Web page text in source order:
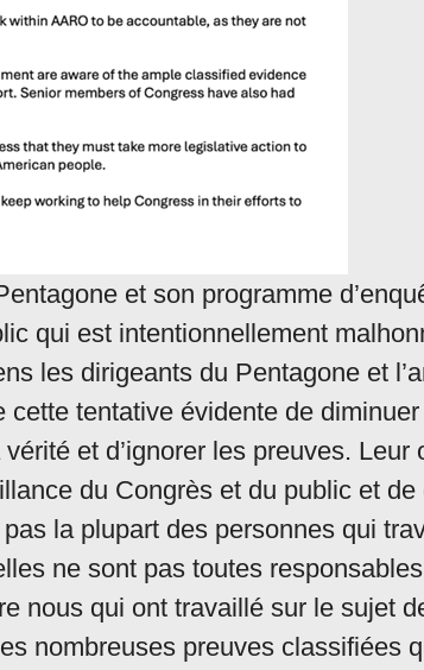
et son programme
qui est intentionnellement
les dirigeants du Pentagone et
cette tentative évidente de diminuer
et d’ignorer les preuves. Leur
du Congrès et du public et
la plupart des personnes qui
ne sont pas toutes
nous qui ont travaillé sur le sujet
nombreuses preuves classifiées